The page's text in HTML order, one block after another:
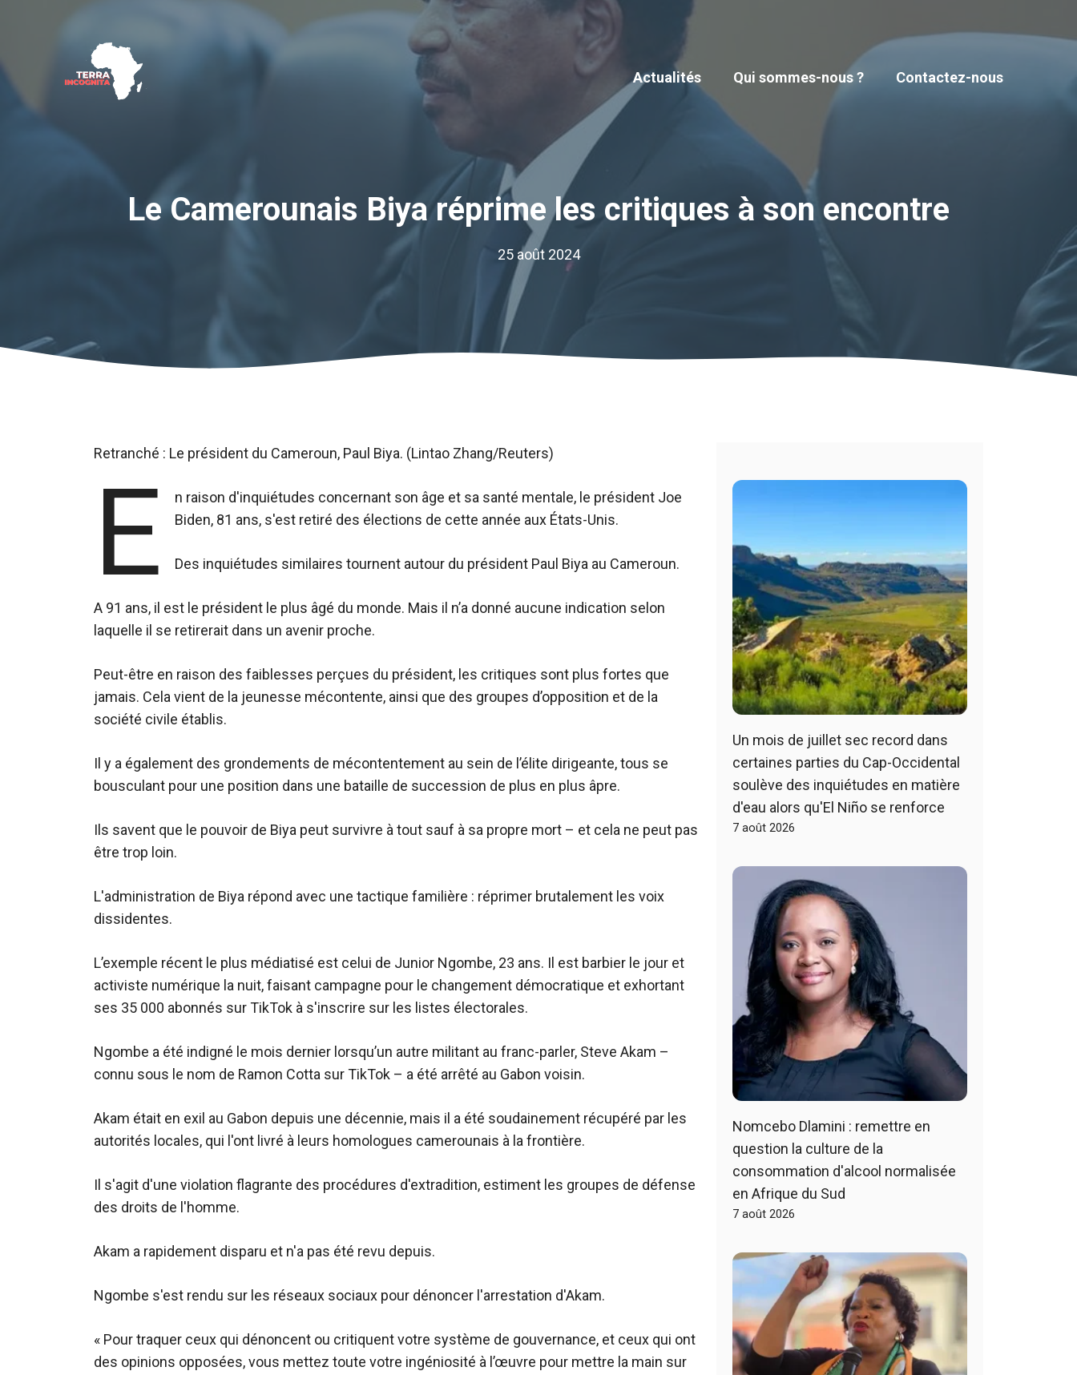
Actualités
Qui sommes-nous ? Contactez-nous
Le Camerounais Biya réprime les critiques à son encontre
25 août 2024
Retranché : Le président du Cameroun, Paul Biya. (Lintao Zhang/Reuters)
E
n raison d'inquiétudes concernant son âge et sa santé mentale, le président Joe
Biden, 81 ans, s'est retiré des élections de cette année aux États-Unis.
Des inquiétudes similaires tournent autour du président Paul Biya au Cameroun.
A 91 ans, il est le président le plus âgé du monde. Mais il n’a donné aucune indication selon
laquelle il se retirerait dans un avenir proche.
Peut-être en raison des faiblesses perçues du président, les critiques sont plus fortes que
jamais. Cela vient de la jeunesse mécontente, ainsi que des groupes d’opposition et de la
société civile établis.
Il y a également des grondements de mécontentement au sein de l’élite dirigeante, tous se
bousculant pour une position dans une bataille de succession de plus en plus âpre.
Ils savent que le pouvoir de Biya peut survivre à tout sauf à sa propre mort – et cela ne peut pas
être trop loin.
L'administration de Biya répond avec une tactique familière : réprimer brutalement les voix
dissidentes.
L’exemple récent le plus médiatisé est celui de Junior Ngombe, 23 ans. Il est barbier le jour et
activiste numérique la nuit, faisant campagne pour le changement démocratique et exhortant
ses 35 000 abonnés sur TikTok à s'inscrire sur les listes électorales.
Ngombe a été indigné le mois dernier lorsqu’un autre militant au franc-parler, Steve Akam –
connu sous le nom de Ramon Cotta sur TikTok – a été arrêté au Gabon voisin.
Akam était en exil au Gabon depuis une décennie, mais il a été soudainement récupéré par les
autorités locales, qui l'ont livré à leurs homologues camerounais à la frontière.
Il s'agit d'une violation flagrante des procédures d'extradition, estiment les groupes de défense
des droits de l'homme.
Akam a rapidement disparu et n'a pas été revu depuis.
Ngombe s'est rendu sur les réseaux sociaux pour dénoncer l'arrestation d'Akam.
« Pour traquer ceux qui dénoncent ou critiquent votre système de gouvernance, et ceux qui ont
des opinions opposées, vous mettez toute votre ingéniosité à l’œuvre pour mettre la main sur
Un mois de juillet sec record dans
certaines parties du Cap-Occidental
soulève des inquiétudes en matière
d'eau alors qu'El Niño se renforce
7 août 2026
Nomcebo Dlamini : remettre en
question la culture de la
consommation d'alcool normalisée
en Afrique du Sud
7 août 2026